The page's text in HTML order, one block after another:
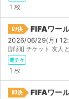
1 枚
即決 FIFAワー
2026/06/29(月)
[詳細] チケット 友人
電チケ
1 枚
即決 FIFAワー